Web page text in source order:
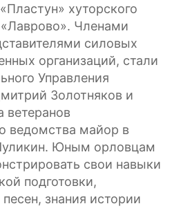
хуторского
Членами
силовых
организаций, стали
Управления
Золотняков и
ветеранов
ведомства майор в
Юным орловцам
свои навыки
подготовки,
знания истории